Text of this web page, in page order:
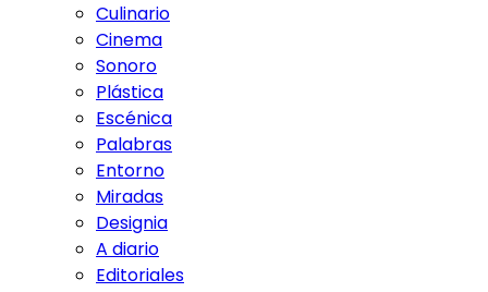
Culinario
Cinema
Sonoro
Plástica
Escénica
Palabras
Entorno
Miradas
Designia
A diario
Editoriales